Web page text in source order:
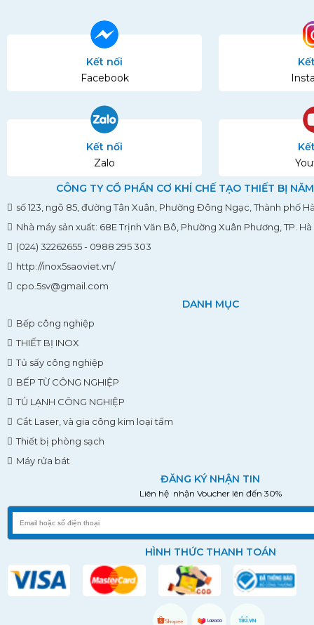
Kết nối
Facebook
Kết nối
Zalo
CÔNG TY CỔ PHẦN CƠ KHÍ CHẾ TẠO THIẾT BỊ
số 123, ngõ 85, đường Tân Xuân, Phường Đông Ngạc, Thành phố
Nhà máy sản xuất: 68E Trịnh Văn Bô, Phường Xuân Phương, TP. Hà
(024) 32262655 - 0988 295 303
http://inox5saoviet.vn/
cpo.5sv@gmail.com
DANH MỤC
Bếp công nghiệp
THIẾT BỊ INOX
Tủ sấy công nghiệp
BẾP TỪ CÔNG NGHIỆP
TỦ LẠNH CÔNG NGHIỆP
Cắt Laser, và gia công kim loại tấm
Thiết bị phòng sạch
Máy rửa bát
ĐĂNG KÝ NHẬN TIN
Liên hệ nhận Voucher lên đến 30%
HÌNH THỨC THANH TOÁN